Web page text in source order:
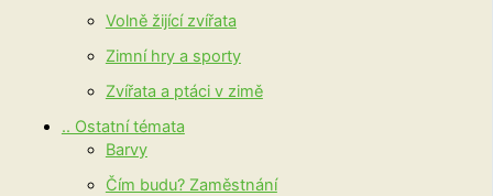
Volně žijící zvířata
Zimní hry a sporty
Zvířata a ptáci v zimě
.. Ostatní témata
Barvy
Čím budu? Zaměstnání